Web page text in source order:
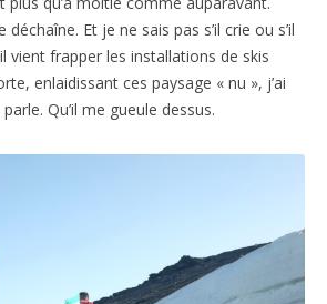
Et je ne sais pas s’il crie ou s’il
vient frapper les installations de skis
enlaidissant ces paysage « nu », j’ai
Qu’il me gueule dessus.